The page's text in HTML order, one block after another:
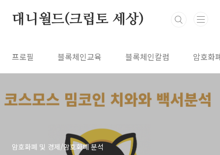
대니월드(크립토 세상)
프로필 블록체인교육 블록체인칼럼 암호화
암호화폐 및 경제/암호화폐 분석